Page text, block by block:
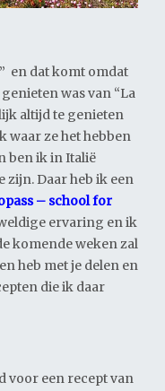
en dat komt omdat
was van “La
altijd te genieten
waar ze het hebben
ben ik in Italië
zijn. Daar heb ik een
– school for
ervaring en ik
komende weken zal
heb met je delen en
die ik daar
voor een recept van